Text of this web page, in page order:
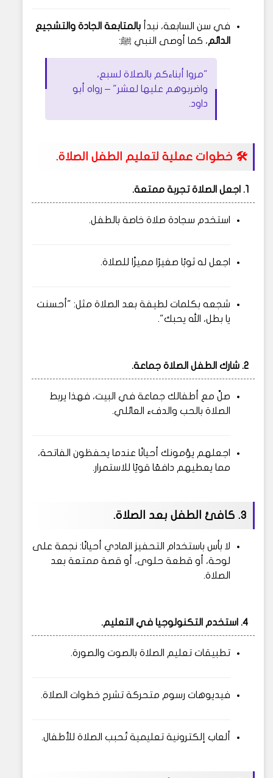
في سن السابعة، نبدأ بالمتابعة الجادة والتشجيع
الدائم، كما أوصى النبي ﷺ:
"مروا أبناءكم بالصلاة لسبع،
واضربوهم عليها لعشر" – رواه أبو
داود.
🛠️ خطوات عملية لتعليم الطفل الصلاة.
1. اجعل الصلاة تجربة ممتعة.
استخدم سجادة صلاة خاصة بالطفل.
اجعل له ثوبًا صغيرًا مميزًا للصلاة.
شجعه بكلمات لطيفة بعد الصلاة مثل: "أحسنت
يا بطل، الله يحبك".
2. شارك الطفل الصلاة جماعة.
صلِّ مع أطفالك جماعة في البيت، فهذا يربط
الصلاة بالحب والدفء العائلي.
اجعلهم يؤمونك أحيانًا عندما يحفظون الفاتحة،
مما يعطيهم دافعًا قويًا للاستمرار.
3. كافئ الطفل بعد الصلاة.
لا بأس باستخدام التحفيز المادي أحيانًا: نجمة على
لوحة، أو قطعة حلوى، أو قصة ممتعة بعد
الصلاة.
4. استخدم التكنولوجيا في التعليم.
تطبيقات تعليم الصلاة بالصوت والصورة.
فيديوهات رسوم متحركة تشرح خطوات الصلاة.
ألعاب إلكترونية تعليمية تُحبب الصلاة للأطفال.